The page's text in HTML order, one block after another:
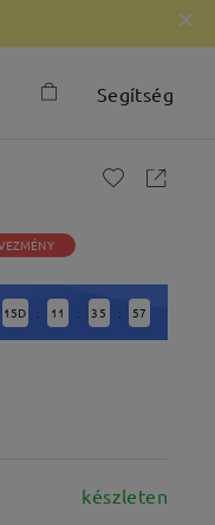
Segítség
15D : 11 : 35 : 56
készleten